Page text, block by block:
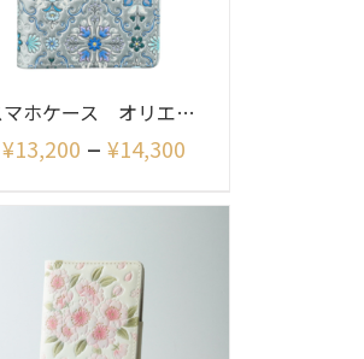
スマホケース オリエント(シャイニー)
¥13,200 – ¥14,300